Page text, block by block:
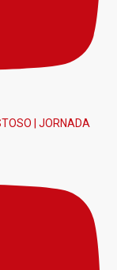
| JORNADA